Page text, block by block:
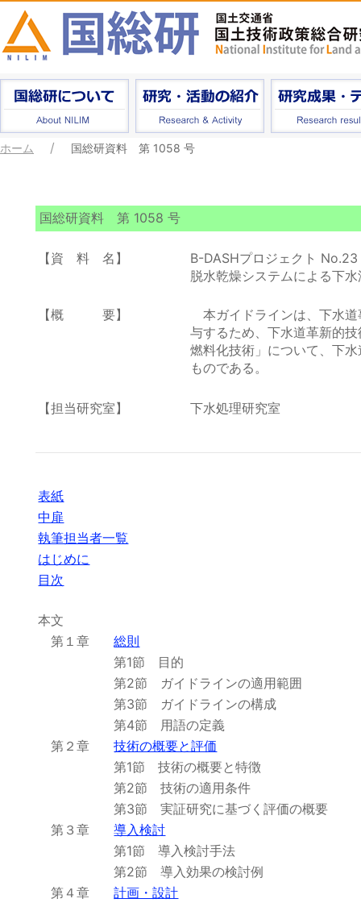
ホーム 国総研資料 第 1058 号
国総研資料 第 1058 号
【資 料 名】
B-DASHプロジェクト No.23
脱水乾燥システムによる下
【概 要】
本ガイドラインは、下水
与するため、下水道革新的
燃料化技術」について、下
ものである。
【担当研究室】 下水処理研究室
表紙
中扉
執筆担当者一覧
はじめに
目次
本文
第１章
総則
第1節 目的
第2節 ガイドラインの適用範囲
第3節 ガイドラインの構成
第4節 用語の定義
第２章
技術の概要と評価
第1節 技術の概要と特徴
第2節 技術の適用条件
第3節 実証研究に基づく評価の概要
第３章
導入検討
第1節 導入検討手法
第2節 導入効果の検討例
第４章
計画・設計